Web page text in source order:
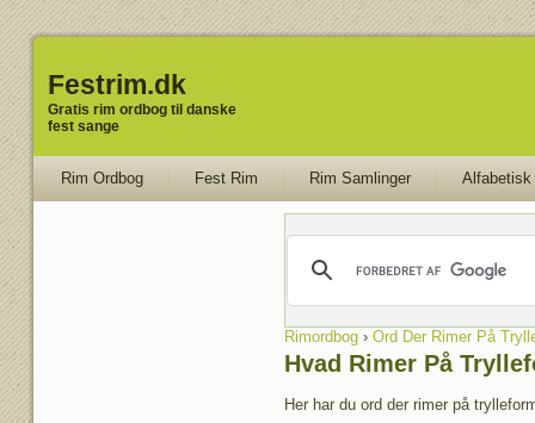
Festrim.dk
Gratis rim ordbog til danske
fest sange
Rim Ordbog Fest Rim Rim Samlinger Alfabetisk
Rimordbog› Ord Der Rimer På
Hvad Rimer På
Her har du ord der rimer på